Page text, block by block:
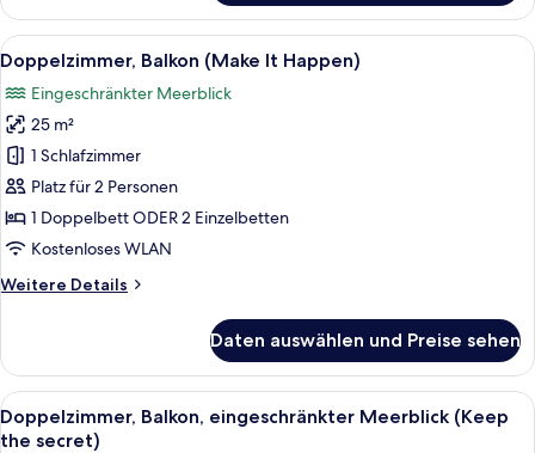
(Only
for
me)
Alle
Fotos
für
Doppelzimmer,
Balkon
(Make
It
Happen)
Ein modernes Hotelzimmer mit
6
Doppelzimmer, Balkon (Make It Happen)
Eingeschränkter Meerblick
25 m²
1 Schlafzimmer
Platz für 2 Personen
1 Doppelbett ODER 2 Einzelbetten
Kostenloses WLAN
Weitere Details
Weitere
Balkon
(Make
It
Happen)
Daten auswählen und Preise sehen
Alle
Fotos
Ein modernes Hotelzimmer mit
7
Doppelzimmer, Balkon, eingeschränkter Meerblick (Keep
the secret)